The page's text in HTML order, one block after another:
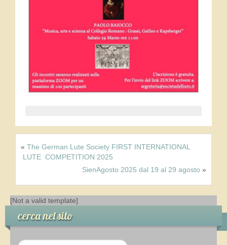
European Lute Orchestra
Eventi
Novità dalla SdL
Libri
Concerti
Scuole e corsi
« The German Lute Society FIRST INTERNATIONAL
LUTE COMPETITION 2025
SienAgosto 2025 dal 19 al 29 agosto »
[Not a valid template]
cerca nel sito